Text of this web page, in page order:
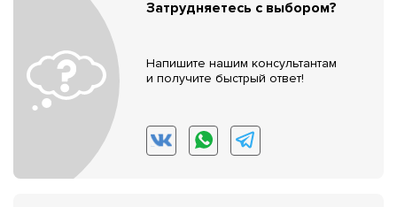
Затрудняетесь с выбором?
Напишите нашим консультантам
и получите быстрый ответ!